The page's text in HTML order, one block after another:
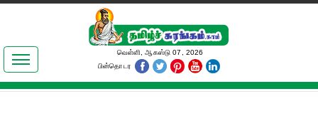
இலக்கியங்கள்
தமிழ் உலகம்
வெள்ளி, ஆகஸ்டு 07, 2026
பின்தொடர